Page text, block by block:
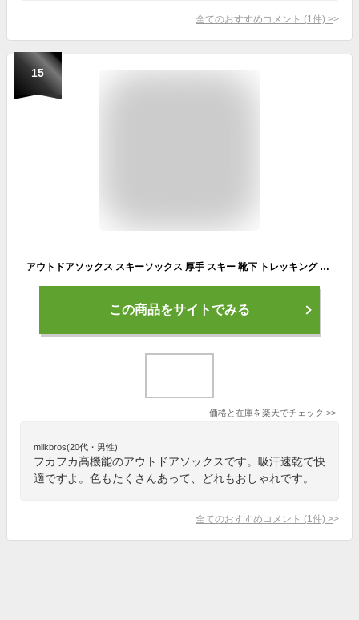
全てのおすすめコメント (1 件) >
15
アウトドアソックス スキーソックス 厚手 スキー 靴下 トレッキング 靴下 登山用 ソックス レディース 靴下 フカフカ 高機能 おしゃれ 多機能 吸汗速乾 コンフォート 快適 スノーボード スキー ソックス レディース メンズ ハイソックス
この商品をサイトでみる
価格と在庫を楽天でチェック >>
milkbros(20代・男性)
フカフカ高機能のアウトドアソックスです。吸汗速乾で快
適ですよ。色もたくさんあって、どれもおしゃれです。
全てのおすすめコメント (1 件) >